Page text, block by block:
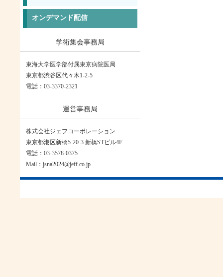
オンデマンド配信
学術集会事務局
東海大学医学部付属東京病院医局
東京都渋谷区代々木1-2-5
電話：03-3370-2321
運営事務局
株式会社ジェフコーポレーション
東京都港区新橋5-20-3 新橋STビル4F
電話：03-3578-0375
Mail：jsna2024@jeff.co.jp